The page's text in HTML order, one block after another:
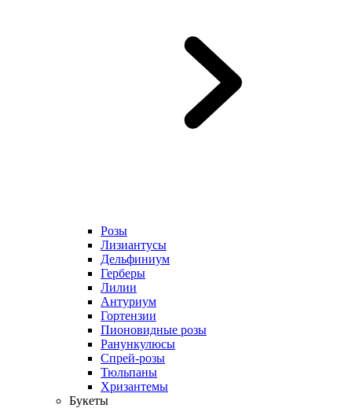
Розы
Лизиантусы
Дельфиниум
Герберы
Лилии
Антуриум
Гортензии
Пионовидные розы
Ранункулюсы
Спрей-розы
Тюльпаны
Хризантемы
Букеты